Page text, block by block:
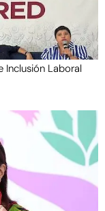
Inclusión Laboral